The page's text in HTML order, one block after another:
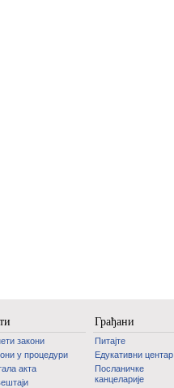
закони
у процедури
акта
Грађани
Питајте
Едукативни центар
Посланичке
канцеларије